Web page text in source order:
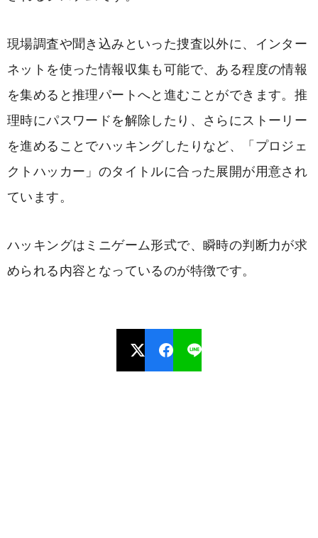
現場調査や聞き込みといった捜査以外に、インター
ネットを使った情報収集も可能で、ある程度の情報
を集めると推理パートへと進むことができます。推
理時にパスワードを解除したり、さらにストーリー
を進めることでハッキングしたりなど、「プロジェ
クトハッカー」のタイトルに合った展開が用意され
ています。
ハッキングはミニゲーム形式で、瞬時の判断力が求
められる内容となっているのが特徴です。